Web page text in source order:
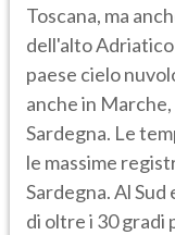
Toscana, ma
dell'alto
paese cielo
anche in
Sardegna. Le
le massime
Sardegna. Al Sud
di oltre i 30 gradi